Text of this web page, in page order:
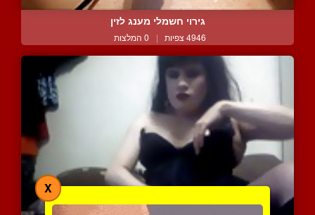
גירוי חשמלי מענג לזין
4946 צפיות | 0 המלצות
X